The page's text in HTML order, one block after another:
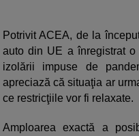
Potrivit ACEA, de la
auto din UE a înregistrat
izolării impuse de
apreciază că situaţia ar
ce restricţiile vor fi relaxate.
Amploarea exactă a